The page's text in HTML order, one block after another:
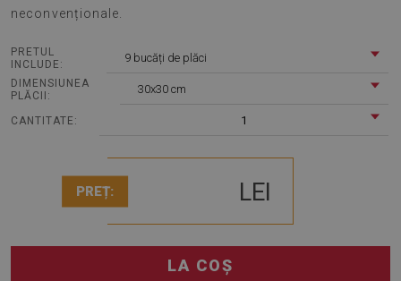
neconvenționale.
PRETUL
INCLUDE:
9 bucăți de plăci
DIMENSIUNEA
PLĂCII:
30x30 cm
CANTITATE: 1
PREȚ: LEI
LA COȘ